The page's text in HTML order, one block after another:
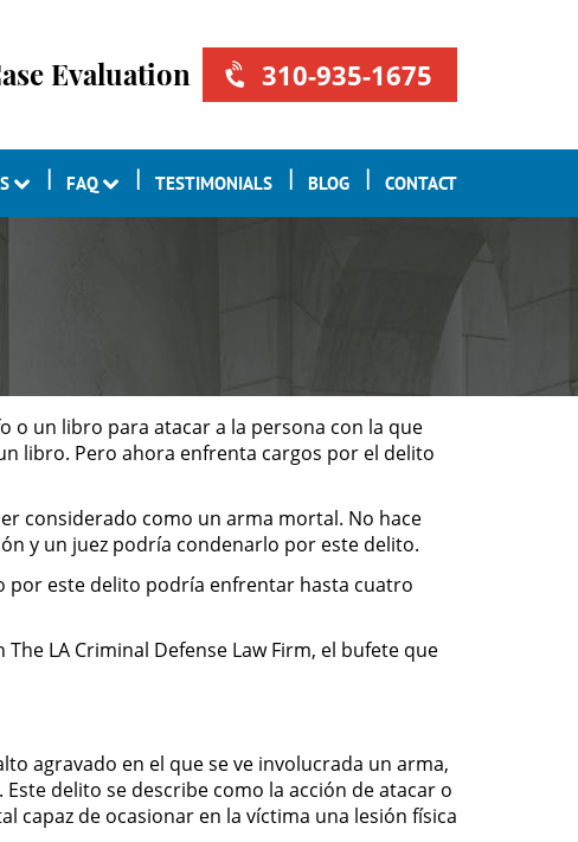
Evaluation 310-935-1675
FAQ TESTIMONIALS BLOG CONTACT
o un libro para atacar a la persona con la que
libro. Pero ahora enfrenta cargos por el delito
considerado como un arma mortal. No hace
y un juez podría condenarlo por este delito.
por este delito podría enfrentar hasta cuatro
LA Criminal Defense Law Firm, el bufete que
agravado en el que se ve involucrada un arma,
delito se describe como la acción de atacar o
de ocasionar en la víctima una lesión física